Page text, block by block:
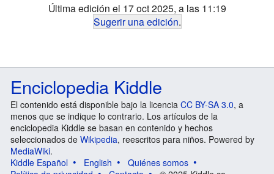
Última edición el 17 oct 2025, a las 11:19
Sugerir una edición.
Enciclopedia Kiddle
El contenido está disponible bajo la licencia CC BY-SA 3.0, a
menos que se indique lo contrario. Los artículos de la
enciclopedia Kiddle se basan en contenido y hechos
seleccionados de Wikipedia, reescritos para niños. Powered by
MediaWiki.
Kiddle Español
English
Quiénes somos